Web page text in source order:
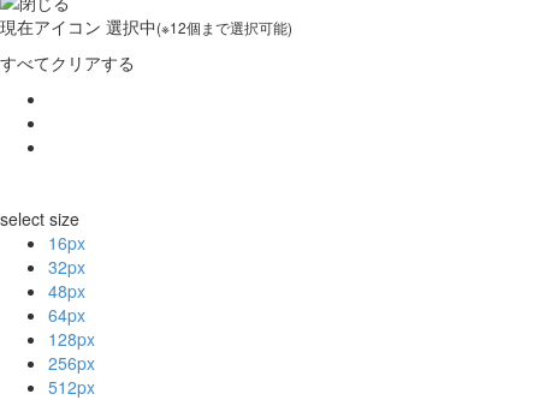
現在アイコン 選択中(※12個まで選択可能)
すべてクリアする
select size
16px
32px
48px
64px
128px
256px
512px